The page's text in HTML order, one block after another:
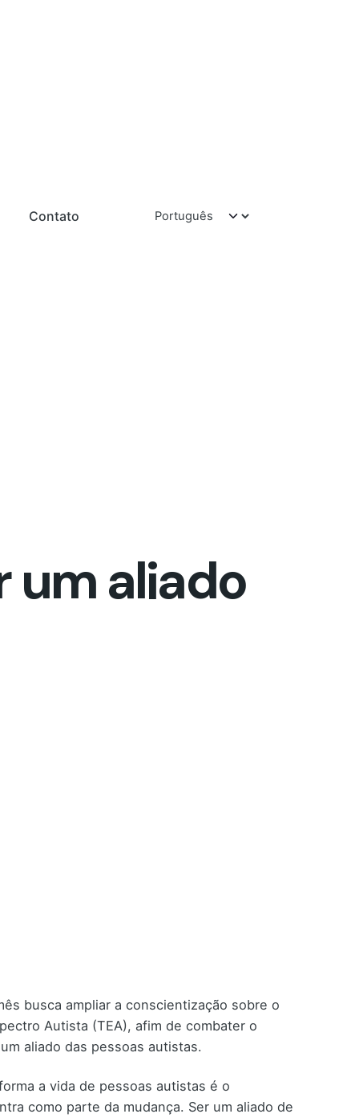
Contato
um aliado
busca ampliar a conscientização sobre o
Autista (TEA), afim de combater o
aliado das pessoas autistas.
a vida de pessoas autistas é o
como parte da mudança. Ser um aliado de